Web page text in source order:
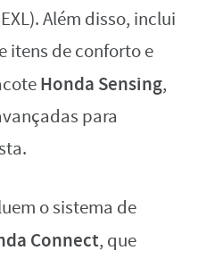
Além disso, inclui
itens de conforto e
Honda Sensing,
para
o sistema de
Connect, que